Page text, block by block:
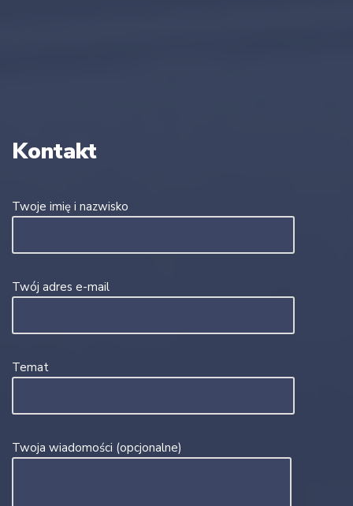
Kontakt
Twoje imię i nazwisko
Twój adres e-mail
Temat
Twoja wiadomości (opcjonalne)